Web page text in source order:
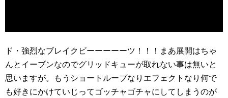
ド・強烈なブレイクビーーーーーツ！！！まあ展開はちゃ
んとイーブンなのでグリッドキューが取れない事は無いと
思いますが。もうショートループなりエフェクトなり何で
も好きにかけていじってゴッチャゴチャにしてしまうのが